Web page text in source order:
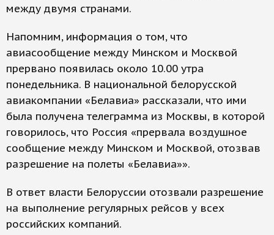
между двумя странами.
Напомним, информация о том, что
авиасообщение между Минском и Москвой
прервано появилась около 10.00 утра
понедельника. В национальной белорусской
авиакомпании «Белавиа» рассказали, что ими
была получена телеграмма из Москвы, в которой
говорилось, что Россия «прервала воздушное
сообщение между Минском и Москвой, отозвав
разрешение на полеты «Белавиа»».
В ответ власти Белоруссии отозвали разрешение
на выполнение регулярных рейсов у всех
российских компаний.